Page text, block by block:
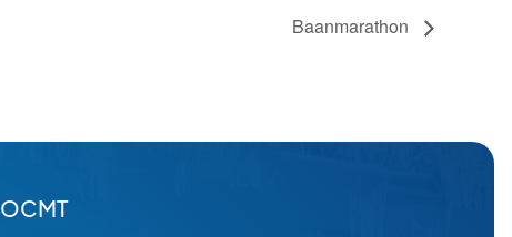
Baanmarathon
OCMT